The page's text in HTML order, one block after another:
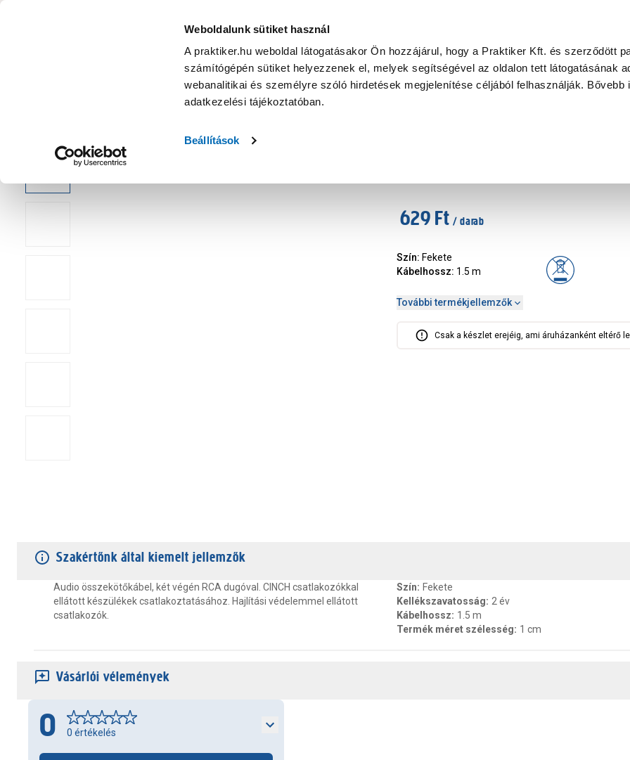
Weboldalunk sütiket használ
A praktiker.hu weboldal látogatásakor Ön hozzájárul, hogy a Praktiker Kft. és szerződött
számítógépén sütiket helyezzenek el, melyek segítségével az oldalon tett látogatásának
webanalitikai és személyre szóló hirdetések megjelenítése céljából felhasználják. Bővebb
adatkezelési tájékoztatóban.
Beállítások
KATEGÓRIÁK
Nyereményjáték Praktiker Professional Szakiajánló Ügyintézés és Információ
629 Ft / darab
Szín: Fekete
Kábelhossz: 1.5 m
További termékjellemzők
Csak a készlet erejéig, ami áruházanként eltérő
Szakértőnk által kiemelt jellemzők
Audio összekötőkábel, két végén RCA dugóval. CINCH csatlakozókkal
ellátott készülékek csatlakoztatásához. Hajlítási védelemmel ellátott
csatlakozók.
Szín: Fekete
Kellékszavatosság: 2 év
Kábelhossz: 1.5 m
Termék méret szélesség: 1 cm
Vásárlói vélemények
0 0 értékelés